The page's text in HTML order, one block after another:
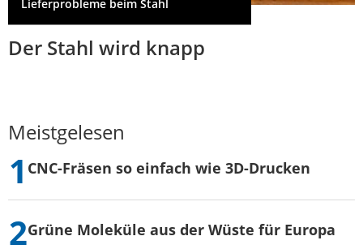
Lieferprobleme beim Stahl
Der Stahl wird knapp
Meistgelesen
CNC-Fräsen so einfach wie 3D-Drucken
Grüne Moleküle aus der Wüste für Europa